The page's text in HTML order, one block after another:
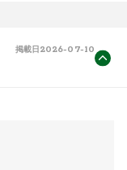
掲載日 2026-07-10